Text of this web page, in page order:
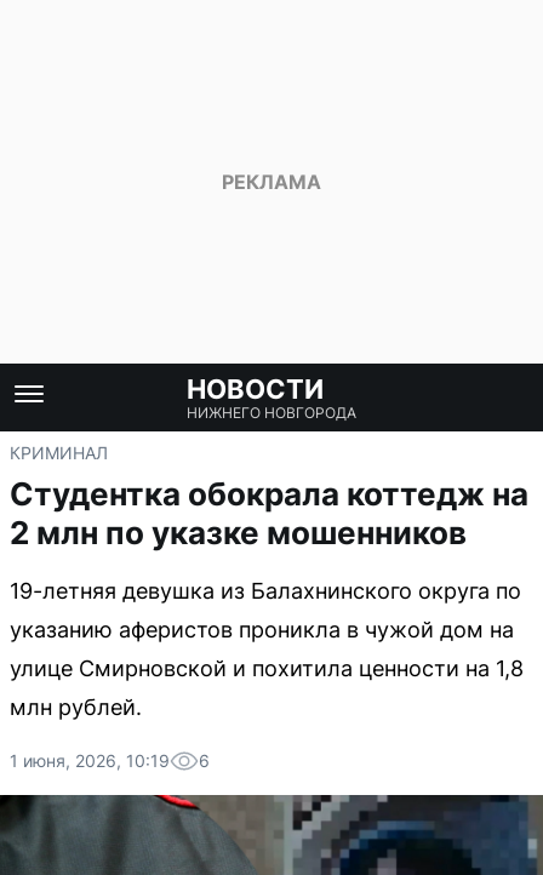
НОВОСТИ
НИЖНЕГО НОВГОРОДА
КРИМИНАЛ
Студентка обокрала коттедж на
2 млн по указке мошенников
19-летняя девушка из Балахнинского округа по
указанию аферистов проникла в чужой дом на
улице Смирновской и похитила ценности на 1,8
млн рублей.
1 июня, 2026, 10:19 6